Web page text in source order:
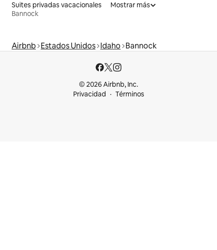
Suites privadas vacacionales
Bannock
Mostrar más
Airbnb Estados Unidos Idaho Bannock
© 2026 Airbnb, Inc.
Privacidad
Términos